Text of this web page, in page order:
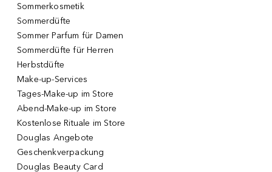
Sommerkosmetik
Sommerdüfte
Sommer Parfum für Damen
Sommerdüfte für Herren
Herbstdüfte
Make-up-Services
Tages-Make-up im Store
Abend-Make-up im Store
Kostenlose Rituale im Store
Douglas Angebote
Geschenkverpackung
Douglas Beauty Card